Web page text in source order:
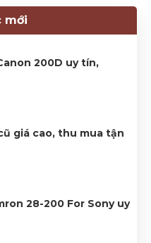
mới
200D uy tín,
giá cao, thu mua tận
28-200 For Sony uy